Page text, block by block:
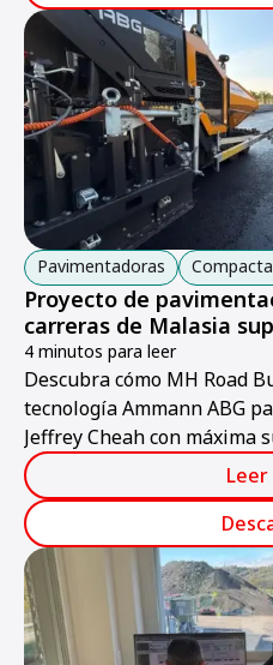
Pavimentadoras
Proyecto de
carreras de Malasia
4 minutos para leer
Descubra cómo MH Road
tecnología Ammann ABG
Jeffrey Cheah con máxima
Leer